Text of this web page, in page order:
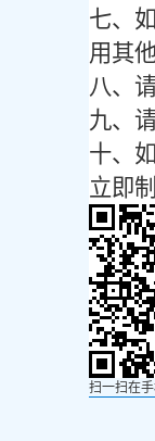
七、
用其
八、
九、
十、
立即
扫一扫在